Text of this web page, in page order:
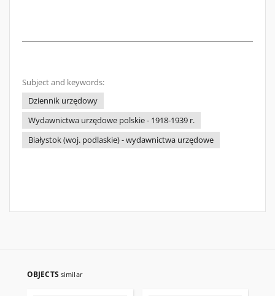
Subject and keywords:
Dziennik urzędowy
Wydawnictwa urzędowe polskie - 1918-1939 r.
Białystok (woj. podlaskie) - wydawnictwa urzędowe
OBJECTS similar